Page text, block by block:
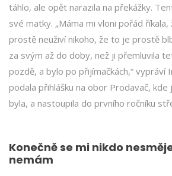
táhlo, ale opět narazila na překážky.
své matky. „Máma mi vloni pořád
prostě neuživí nikoho, že to je prostě
za svým až do doby, než ji přemluvila
pozdě, a bylo po přijímačkách,“ vypráví
podala přihlášku na obor Prodavač, kde
byla, a nastoupila do prvního ročníku
Konečně se mi nikdo
nemám